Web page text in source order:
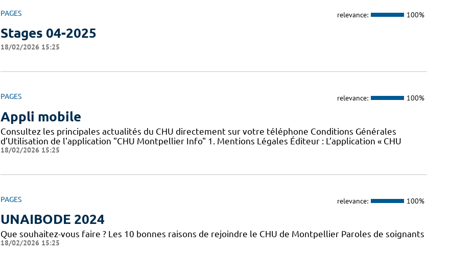
PAGES relevance: 100%
Stages 04-2025
18/02/2026 15:25
PAGES relevance: 100%
Appli mobile
Consultez les principales actualités du CHU directement sur votre téléphone Conditions Générales
d’Utilisation de l'application "CHU Montpellier Info" 1. Mentions Légales Éditeur : L’application « CHU
18/02/2026 15:25
PAGES relevance: 100%
UNAIBODE 2024
Que souhaitez-vous faire ? Les 10 bonnes raisons de rejoindre le CHU de Montpellier Paroles de soignants
18/02/2026 15:25